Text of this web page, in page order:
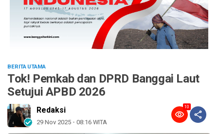
BERITA UTAMA
Tok! Pemkab dan DPRD Banggai Laut
Setujui APBD 2026
Redaksi
29 Nov 2025 - 08:16 WITA
10